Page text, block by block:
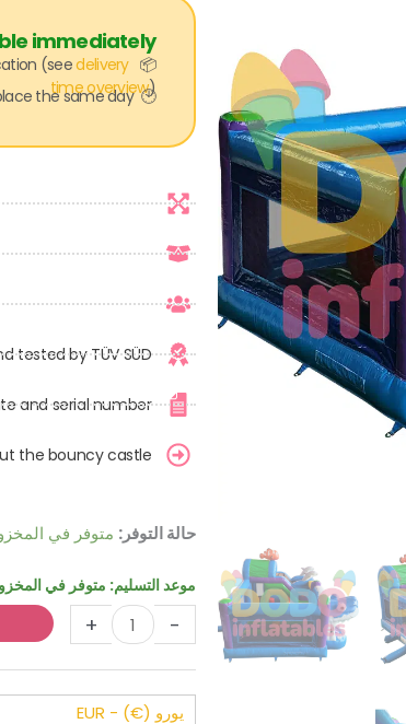
immediately
📦
(seedelivery
time overview)
🕙 For orders placed and paid by 11 a.m., shipping takes place the same day!
tested by TÜV SÜD
and serial number
the bouncy castle
حالة التوفر: متوفر في
موعد التسليم: متوفر في المخزون -
-
كمية
نطاط
أطلانطس
النطاطة
مع
زلاقة
+
يورو (€) - EUR